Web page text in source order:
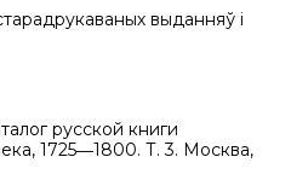
выданняў і
русской книги
1725―1800. Т. 3. Москва,